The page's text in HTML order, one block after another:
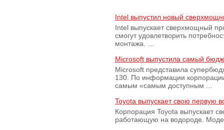
Intel выпустил новый
Intel выпускает сверхмощный
смогут удовлетворить
монтажа. …
Microsoft выпустила самый
Microsoft представила
130. По информации
самым «самым доступным …
Toyota выпускает свою первую
Корпорация Toyota выпускает
работающую на водороде.